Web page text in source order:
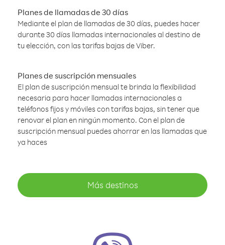
Planes de llamadas de 30 días
Mediante el plan de llamadas de 30 días, puedes hacer
durante 30 días llamadas internacionales al destino de
tu elección, con las tarifas bajas de Viber.
Planes de suscripción mensuales
El plan de suscripción mensual te brinda la flexibilidad
necesaria para hacer llamadas internacionales a
teléfonos fijos y móviles con tarifas bajas, sin tener que
renovar el plan en ningún momento. Con el plan de
suscripción mensual puedes ahorrar en las llamadas que
ya haces
Más destinos